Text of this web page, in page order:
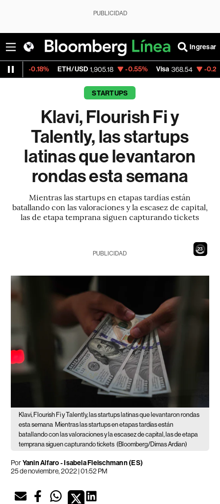
PUBLICIDAD
Ingresar
ETH/USD 1,905.18 -0.55% Visa 368.54 -0.28%
STARTUPS
Klavi, Flourish Fi y
Talently, las startups
latinas que levantaron
rondas esta semana
Mientras las startups en etapas tardías están
batallando con las valoraciones y la escasez de capital,
las de etapa temprana siguen capturando tickets
21
PUBLICIDAD
Klavi, Flourish Fi y Talently, las startups latinas que levantaron rondas
esta semana Mientras las startups en etapas tardías están
batallando con las valoraciones y la escasez de capital, las de etapa
temprana siguen capturando tickets (Bloomberg/Dimas Ardian)
PorYanin Alfaro-Isabela Fleischmann (ES)
25 de noviembre, 2022 | 01:52 PM